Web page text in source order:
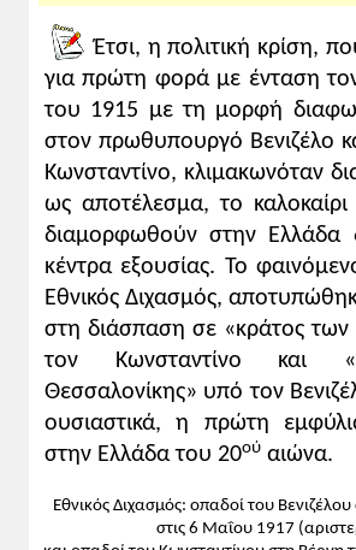
Έτσι, η πολιτική κρίση,
για πρώτη φορά με ένταση
του 1915 με τη μορφή
στον πρωθυπουργό Βενιζέλο
Κωνσταντίνο, κλιμακωνόταν
ως αποτέλεσμα, το
διαμορφωθούν στην Ελλάδα
κέντρα εξουσίας. Το
Εθνικός Διχασμός,
στη διάσπαση σε «κράτος
τον Κωνσταντίνο και
Θεσσαλονίκης» υπό τον
ουσιαστικά, η πρώτη
στην Ελλάδα του 20ού αιώνα.
Εθνικός Διχασμός: οπαδοί του
στις 6 Μαΐου 1917